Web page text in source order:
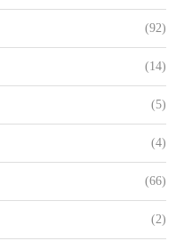
(92)
(14)
(5)
(4)
(66)
(2)